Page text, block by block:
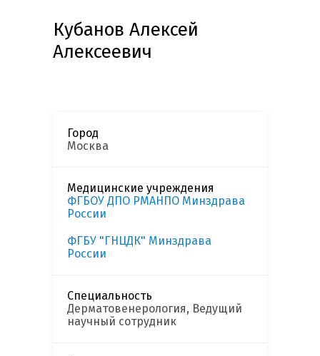
Кубанов Алексей
Алексеевич
Город
Москва
Медицинские учреждения
ФГБОУ ДПО РМАНПО Минздрава
России
ФГБУ "ГНЦДК" Минздрава
России
Специальность
Дерматовенерология, Ведущий
научный сотрудник